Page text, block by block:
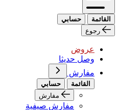
القائمة
حسابي
رجوع
عروض
وصل حديثا
مفارش
القائمة
حسابي
مفارش
مفارش صيفية